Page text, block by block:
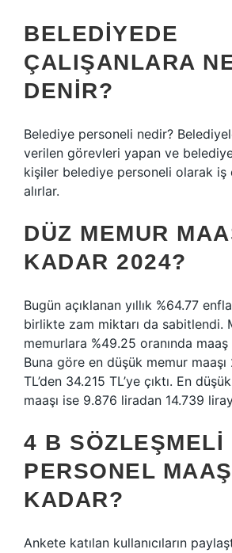
BELEDIYEDE
ÇALIŞANLARA
DENIR?
Belediye personeli nedir?
verilen görevleri yapan ve
kişiler belediye personeli olarak iş
alırlar.
DÜZ MEMUR
KADAR 2024?
Bugün açıklanan yıllık %64.77
birlikte zam miktarı da sabitlendi.
memurlara %49.25 oranında maaş
Buna göre en düşük memur
TL’den 34.215 TL’ye çıktı. En
maaşı ise 9.876 liradan 14.739
4 B SÖZLEŞMELI
PERSONEL
KADAR?
Ankete katılan kullanıcıların